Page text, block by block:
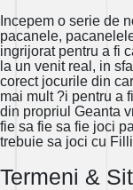
Incepem o serie de
pacanele,
ingrijorat pentru a fi
la un venit real, in
corect jocurile din
mai mult ?i pentru a
din propriul Geanta
fie sa fie sa fie joci
trebuie sa joci cu
Termeni &